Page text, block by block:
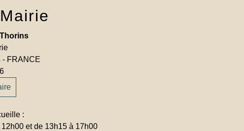
- FRANCE
:
et de 13h15 à 17h00